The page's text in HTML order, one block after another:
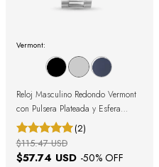
Vermont:
Reloj Masculino Redondo Vermont
con Pulsera Plateada y Esfera
Negra
(2)
$57.74 USD -50% OFF
$115.47 USD